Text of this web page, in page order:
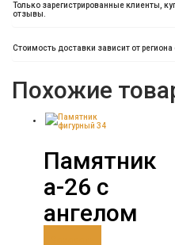
Только зарегистрированные клиенты,
отзывы.
Стоимость доставки зависит от региона
Похожие
Памятник
а-26 с
ангелом